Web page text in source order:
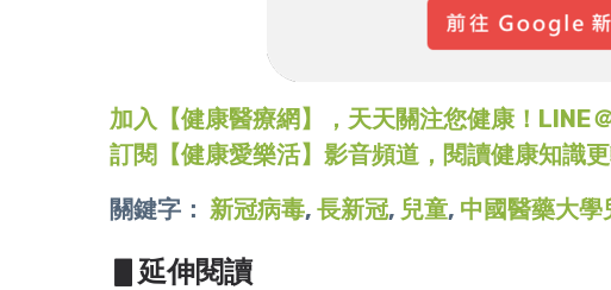
加入【健康醫療網】，天天關注您健康！
訂閱【健康愛樂活】影音頻道，閱讀健康知識
關鍵字： 新冠病毒, 長新冠, 兒童, 中國醫藥大學
▋延伸閱讀